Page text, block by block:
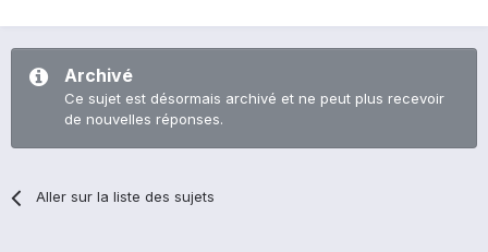
Archivé
Ce sujet est désormais archivé et ne peut plus recevoir
de nouvelles réponses.
Aller sur la liste des sujets